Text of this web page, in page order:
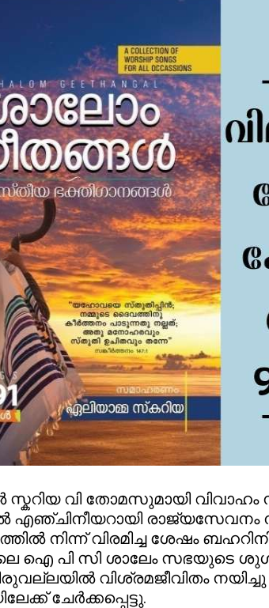
സ്കറിയ വി തോമസുമായി
എഞ്ചിനീയറായി രാജ്യസേവനം
നിന്ന് വിരമിച്ച ശേഷം
ഐ പി സി ശാലേം സഭയുടെ
വിശ്രമജീവിതം
ചേർക്കപ്പെട്ടു.